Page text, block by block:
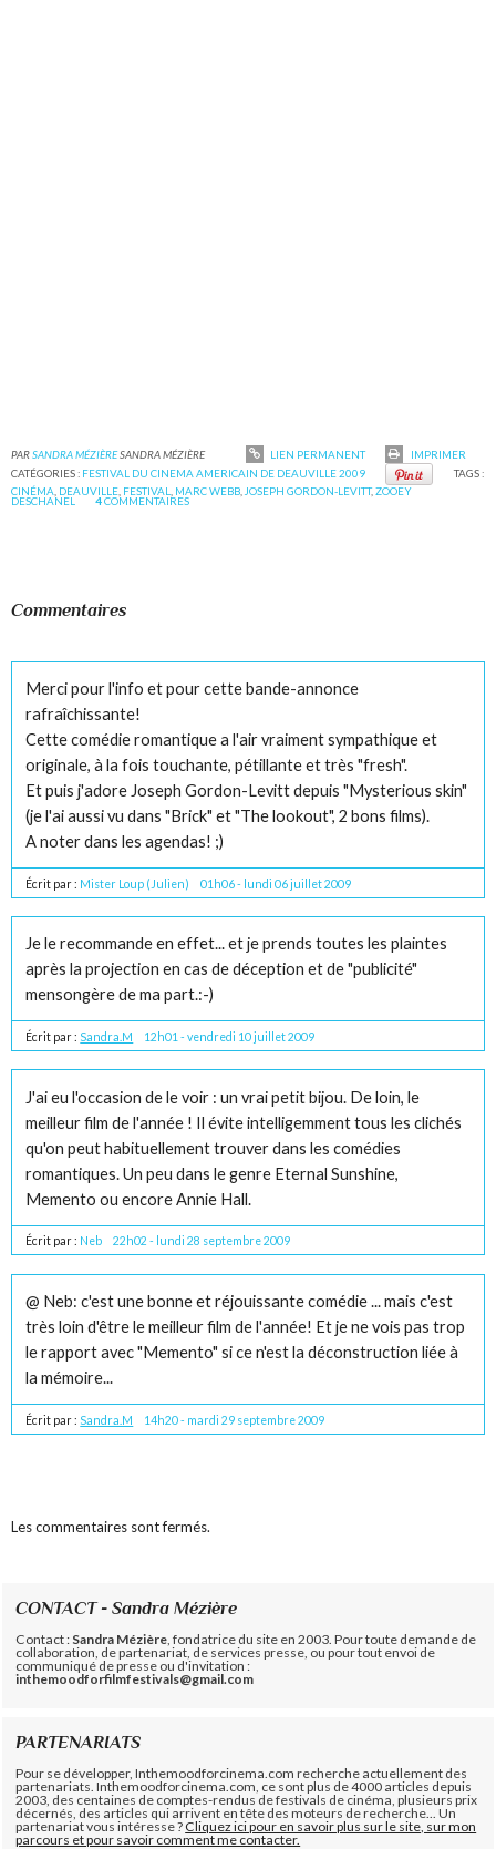
PARSANDRA MÉZIÈRESANDRA MÉZIÈRE LIEN PERMANENT
IMPRIMER
CATÉGORIES : FESTIVAL DU CINEMA AMERICAIN DE DEAUVILLE 2009
TAGS :
CINÉMA DEAUVILLE FESTIVAL MARC WEBB JOSEPH GORDON-LEVITT,ZOOEY
DESCHANEL 4COMMENTAIRES
Commentaires
Merci pour l'info et pour cette bande-annonce
rafraîchissante!
Cette comédie romantique a l'air vraiment sympathique et
originale, à la fois touchante, pétillante et très "fresh".
Et puis j'adore Joseph Gordon-Levitt depuis "Mysterious skin"
(je l'ai aussi vu dans "Brick" et "The lookout", 2 bons films).
A noter dans les agendas! ;)
Écrit par : Mister Loup (Julien) 01h06- lundi 06 juillet 2009
Je le recommande en effet... et je prends toutes les plaintes
après la projection en cas de déception et de "publicité"
mensongère de ma part.:-)
Écrit par : Sandra.M 12h01 -vendredi 10 juillet 2009
J'ai eu l'occasion de le voir : un vrai petit bijou. De loin, le
meilleur film de l'année ! Il évite intelligemment tous les clichés
qu'on peut habituellement trouver dans les comédies
romantiques. Un peu dans le genre Eternal Sunshine,
Memento ou encore Annie Hall.
Écrit par : Neb 22h02 - lundi 28 septembre 2009
@ Neb: c'est une bonne et réjouissante comédie ... mais c'est
très loin d'être le meilleur film de l'année! Et je ne vois pas trop
le rapport avec "Memento" si ce n'est la déconstruction liée à
la mémoire...
Écrit par : Sandra.M 14h20- mardi 29 septembre 2009
Les commentaires sont fermés.
CONTACT - Sandra Mézière
Contact : Sandra Mézière , fondatrice du site en 2003. Pour toute demande de
collaboration, de partenariat, de services presse, ou pour tout envoi de
communiqué de presse ou d'invitation :
inthemoodforfilmfestivals@gmail.com
PARTENARIATS
Pour se développer, Inthemoodforcinema.com recherche actuellement des
partenariats. Inthemoodforcinema.com, ce sont plus de 4000 articles depuis
2003, des centaines de comptes-rendus de festivals de cinéma, plusieurs prix
décernés, des articles qui arrivent en tête des moteurs de recherche... Un
partenariat vous intéresse ?Cliquez ici pour en savoir plus sur le site, sur mon
parcours et pour savoir comment me contacter.